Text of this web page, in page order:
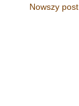
Nowszy post